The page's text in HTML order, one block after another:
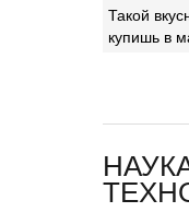
Такой
купишь в